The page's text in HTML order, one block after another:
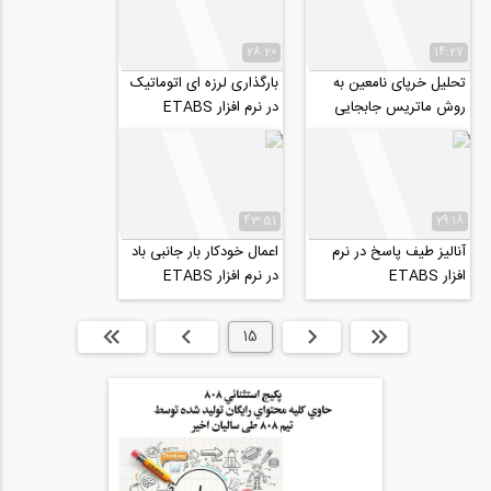
14:27
تحلیل خرپای نامعین به
روش ماتریس جابجایی
(ترجمه و دوبله اختصاصی
موسسه ۸۰۸)
28:20
بارگذاری لرزه ای اتوماتیک
در نرم افزار ETABS
29:18
آنالیز طیف پاسخ در نرم
افزار ETABS
43:51
اعمال خودکار بار جانبی باد
در نرم افزار ETABS
ابتدا قبلی 15 بعدی انتها »